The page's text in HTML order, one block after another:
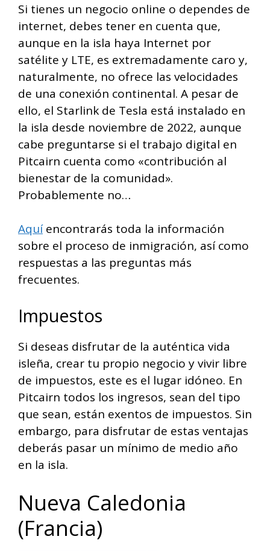
Si tienes un negocio online o dependes de
internet, debes tener en cuenta que,
aunque en la isla haya Internet por
satélite y LTE, es extremadamente caro y,
naturalmente, no ofrece las velocidades
de una conexión continental. A pesar de
ello, el Starlink de Tesla está instalado en
la isla desde noviembre de 2022, aunque
cabe preguntarse si el trabajo digital en
Pitcairn cuenta como «contribución al
bienestar de la comunidad».
Probablemente no…
Aquíencontrarás toda la información
sobre el proceso de inmigración, así como
respuestas a las preguntas más
frecuentes.
Impuestos
Si deseas disfrutar de la auténtica vida
isleña, crear tu propio negocio y vivir libre
de impuestos, este es el lugar idóneo. En
Pitcairn todos los ingresos, sean del tipo
que sean, están exentos de impuestos. Sin
embargo, para disfrutar de estas ventajas
deberás pasar un mínimo de medio año
en la isla.
Nueva Caledonia
(Francia)